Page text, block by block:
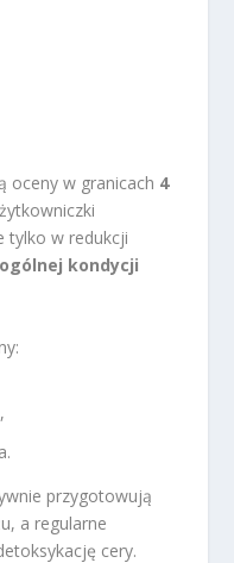
oceny w granicach 4
tylko w redukcji
kondycji
przygotowują
a regularne
cery.